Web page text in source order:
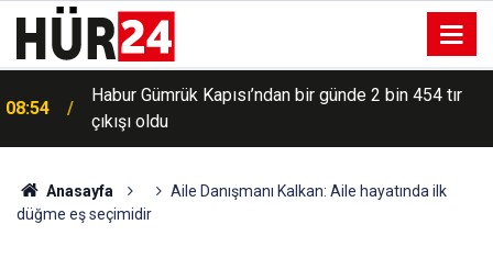
08:54
Habur Gümrük Kapısı’ndan bir günde 2 bin 454 tır
çıkışı oldu
Anasayfa
Aile Danışmanı Kalkan: Aile hayatında ilk
düğme eş seçimidir